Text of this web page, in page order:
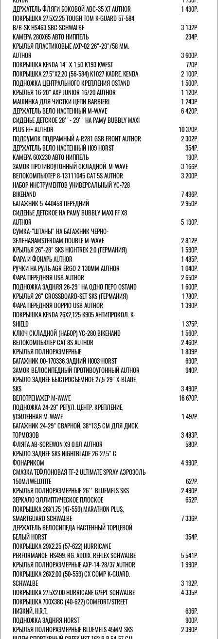
ДЕРЖАТЕЛЬ ФЛЯГИ БОКОВОЙ ABC-35 X7 AUTHOR
1 490Р.
ПОКРЫШКА 27.5X2.25 TOUGH TOM K-GUARD 57-584
B/B-SK HS463 SBC SCHWALBE
3 132Р.
КАМЕРА 280Х65 АВТО НИППЕЛЬ
234Р.
КРЫЛЬЯ ПЛАСТИКОВЫЕ AXP-02 26"-29"/58 ММ.
AUTHOR
3 600Р.
ПОКРЫШКА KENDA 14" Х 1,50 K193 KWEST
770Р.
ПОКРЫШКА 27.5"Х2.20 (56-584) K1027 KADRE. KENDA
2 100Р.
ПОДНОЖКА ЦЕНТРАЛЬНОГО КРЕПЛЕНИЯ OSTAND
1 500Р.
КРЫЛЬЯ 16-20" AXP JUNIOR 16/20 AUTHOR
1 120Р.
МАШИНКА ДЛЯ ЧИСТКИ ЦЕПИ BARBIERI
1 243Р.
ДЕРЖАТЕЛЬ ВЕЛО НАСТЕННЫЙ M-WAVE
6 420Р.
СИДЕНЬЕ ДЕТСКОЕ 28''- 29'' НА РАМУ BUBBLY MAXI
PLUS FF+ AUTHOR
10 370Р.
ПОДСУМОК ПОДРАМНЫЙ A-R281 GSB FRONT AUTHOR
2 302Р.
ДЕРЖАТЕЛЬ ВЕЛО НАСТЕННЫЙ H09 HORST
354Р.
КАМЕРА 60X230 АВТО НИППЕЛЬ
190Р.
ЗАМОК ПРОТИВОУГОННЫЙ СКЛАДНОЙ. M-WAVE
3 166Р.
ВЕЛОКОМПЬЮТЕР 8-13111045 CAT 5S AUTHOR
3 200Р.
НАБОР ИНСТРУМЕНТОВ УНИВЕРСАЛЬНЫЙ YC-728
BIKEHAND
7 496Р.
БАГАЖНИК 5-440458 ПЕРЕДНИЙ
2 950Р.
СИДЕНЬЕ ДЕТСКОЕ НА РАМУ BUBBLY MAXI FF X8
AUTHOR
5 190Р.
СУМКА-"ШТАНЫ" НА БАГАЖНИК ЧЕРНО-
ЗЕЛЕНАЯAMSTERDAM DOUBLE M-WAVE
2 812Р.
КРЫЛЬЯ 26"-28" SKS HIGHTREK 2.0 (ГЕРМАНИЯ)
1 590Р.
ФАРА И ФОНАРЬ AUTHOR
1 485Р.
РУЧКИ НА РУЛЬ AGR ERGO 2 130ММ AUTHOR
1 040Р.
ФАРА ПЕРЕДНЯЯ USB AUTHOR
2 650Р.
ПОДНОЖКА ЗАДНЯЯ 26-29" НА ОДНО ПЕРО OSTAND
1 600Р.
КРЫЛЬЯ 26" CROSSBOARD-SET SKS (ГЕРМАНИЯ)
1 780Р.
ФАРА ПЕРЕДНЯЯ DOPPIO USB AUTHOR
1 390Р.
ПОКРЫШКА KENDA 26Х2,125 K905 АНТИПРОКОЛ. K-
SHIELD
1 375Р.
КЛЮЧ СКЛАДНОЙ (НАБОР) YC-280 BIKEHAND
1 560Р.
ВЕЛОКОМПЬЮТЕР CAT 8S AUTHOR
2 460Р.
КРЫЛЬЯ ПОЛНОРАЗМЕРНЫЕ
1 839Р.
БАГАЖНИК 00-170336 ЗАДНИЙ H003 HORST
690Р.
ЗАМОК ВЕЛОСИПЕДНЫЙ ПРОТИВОУГОННЫЙ AUTHOR
940Р.
КРЫЛО ЗАДНЕЕ БЫСТРОСЪЕМНОЕ 27,5-29" X-BLADE.
SKS
3 490Р.
ВЕЛОТРЕНАЖЕР M-WAVE
16 670Р.
ПОДНОЖКА 24-29" РЕГУЛ. ЦЕНТР. КРЕПЛЕНИЕ,
УСИЛЕННАЯ M-WAVE
1 497Р.
БАГАЖНИК 24-29" СВАРНОЙ, 38*13,5 СМ ДЛЯ ДИСК.
ТОРМОЗОВ
3 483Р.
ФЛЯГА AB-SCREWON X9 0.6Л AUTHOR
580Р.
КРЫЛО ЗАДНЕЕ SKS NIGHTBLADE 26-27,5" С
ФОНАРИКОМ
4 990Р.
СМАЗКА ТЕФЛОНОВАЯ TF-2 ULTIMATE SPRAY АЭРОЗОЛЬ
150МЛWELDTITE
627Р.
КРЫЛЬЯ ПОЛНОРАЗМЕРНЫЕ 26'' BLUEMELS SKS
2 490Р.
ЗЕРКАЛО ЭЛЛИПТИЧЕСКОЕ ПЛОСКОЕ
652Р.
ПОКРЫШКА 26X1.75 (47-559) MARATHON PLUS,
SMARTGUARD SCHWALBE
7 336Р.
ДЕРЖАТЕЛЬ ВЕЛОCИПЕДА НАСТЕННЫЙ ТОРЦЕВОЙ
БЕЛЫЙ HORST
354Р.
ПОКРЫШКА 29X2.25 (57-622) HURRICANE
PERFORMANCE. HS499. RG. ADDIX. REFLEX SCHWALBE
5 541Р.
КРЫЛЬЯ ПОЛНОРАЗМЕРНЫЕ AXP-14-28/37 AUTHOR
1 990Р.
ПОКРЫШКА 26X2.00 (50-559) CX COMP K-GUARD.
SCHWALBE
3 192Р.
ПОКРЫШКА 27.5X2.00 HURRICANE 67EPI. SCHWALBE
4 335Р.
ПОКРЫШКА 700X38С (40-622) COMFORT/STREET
НИЗКИЙ. H.R.T.
696Р.
ПОДНОЖКА ЗАДНЯЯ HORST
900Р.
КРЫЛЬЯ ПОЛНОРАЗМЕРНЫЕ BLUEMELS 45MM SKS
2 390Р.